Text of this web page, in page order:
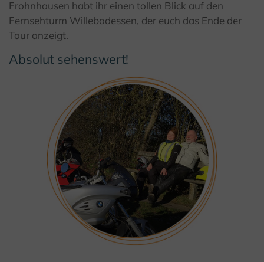
Frohnhausen habt ihr einen tollen Blick auf den
Fernsehturm Willebadessen, der euch das Ende der
Tour anzeigt.
Absolut sehenswert!